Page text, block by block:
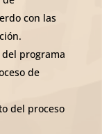
con las
programa
de
del proceso